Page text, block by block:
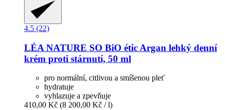
4.5 (22)
LÉA NATURE SO BiO étic Argan lehký denní
krém proti stárnutí, 50 ml
pro normální, citlivou a smíšenou pleť
hydratuje
vyhlazuje a zpevňuje
410,00 Kč (8 200,00 Kč / l)